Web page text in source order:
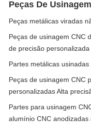
Peças De
Peças metálicas viradas
Peças de usinagem CNC
de precisão personalizada
Partes metálicas
Peças de usinagem CNC
personalizadas Alta
Partes para usinagem
alumínio CNC anodizadas